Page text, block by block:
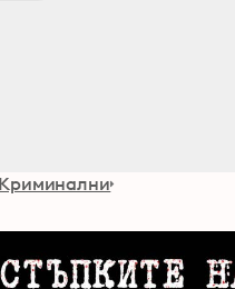
Криминални